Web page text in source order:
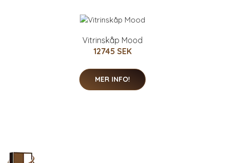
Vitrinskåp Mood
12745 SEK
MER INFO!